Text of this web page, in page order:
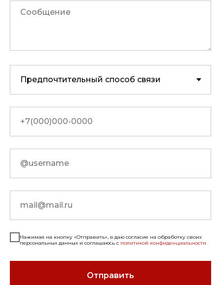
Нажимая на кнопку «Отправить», я даю согласие на обработку своих
персональных данных и соглашаюсь с политикой конфиденциальности
Отправить